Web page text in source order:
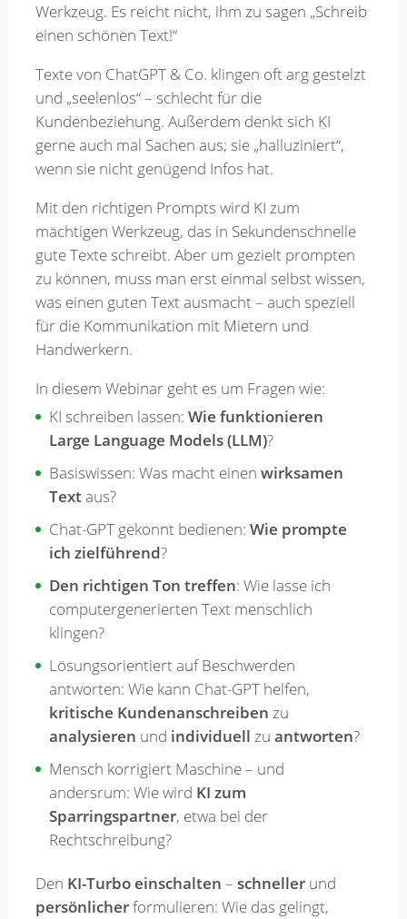
Werkzeug. Es reicht nicht, ihm zu sagen „Schreib
einen schönen Text!“
Texte von ChatGPT & Co. klingen oft arg gestelzt
und „seelenlos“ – schlecht für die
Kundenbeziehung. Außerdem denkt sich KI
gerne auch mal Sachen aus; sie „halluziniert“,
wenn sie nicht genügend Infos hat.
Mit den richtigen Prompts wird KI zum
mächtigen Werkzeug, das in Sekundenschnelle
gute Texte schreibt. Aber um gezielt prompten
zu können, muss man erst einmal selbst wissen,
was einen guten Text ausmacht – auch speziell
für die Kommunikation mit Mietern und
Handwerkern.
In diesem Webinar geht es um Fragen wie:
KI schreiben lassen: Wie funktionieren
Large Language Models (LLM)?
Basiswissen: Was macht einen wirksamen
Textaus?
Chat-GPT gekonnt bedienen: Wie prompte
ich zielführend?
Den richtigen Ton treffen: Wie lasse ich
computergenerierten Text menschlich
klingen?
Lösungsorientiert auf Beschwerden
antworten: Wie kann Chat-GPT helfen,
kritische Kundenanschreiben zu
analysieren und individuell zu antworten?
Mensch korrigiert Maschine – und
andersrum: Wie wird KI zum
Sparringspartner, etwa bei der
Rechtschreibung?
Den KI-Turbo einschalten – schnellerund
persönlicherformulieren: Wie das gelingt,